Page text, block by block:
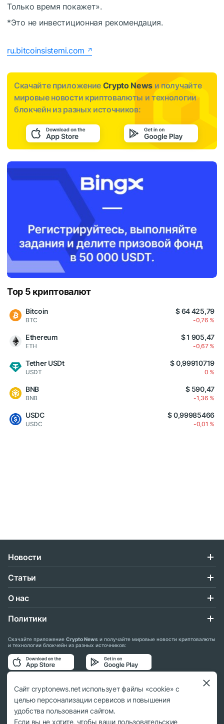
Только время покажет».
*Это не инвестиционная рекомендация.
ru.bitcoinsistemi.com
Скачайте приложение Crypto News и получайте
мировые новости криптовалюты и технологии
блокчейн из разных источников:
Top 5 криптовалют
Bitcoin
BTC
$ 64 425,79
-0,76 %
Ethereum
ETH
$ 1 905,47
-0,67 %
Tether USDt
USDT
$ 0,99910719
0 %
BNB
BNB
$ 590,47
-1,36 %
USDC
USDC
$ 0,99985466
-0,01 %
Новости
Статьи
О нас
Политики
Скачайте приложение Crypto News и получайте мировые новости криптовалюты
и технологии блокчейн из разных источников:
Подписывайтесь на нас в социальных сетях:
Сайт cryptonews.net использует файлы «cookie» с
целью персонализации сервисов и повышения
удобства пользования сайтом.
Если вы не хотите, чтобы ваши пользовательские